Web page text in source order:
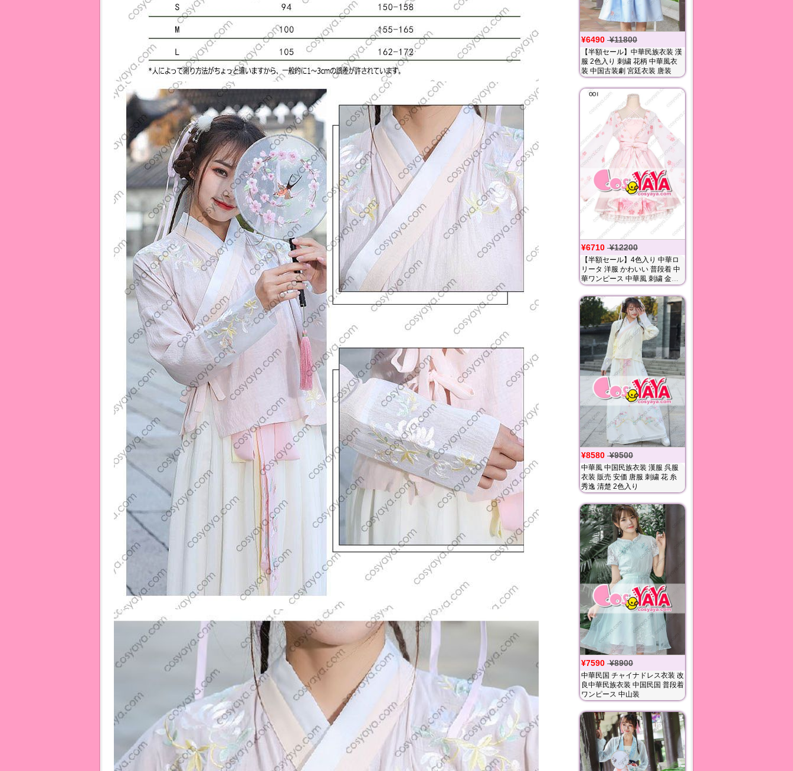
¥6490 ¥11800
【半額セール】中華民族衣装 漢
服 2色入り 刺繍 花柄 中華風衣
装 中国古装劇 宮廷衣装 唐装
¥6710 ¥12200
【半額セール】4色入り 中華ロ
リータ 洋服 かわいい 普段着 中
華ワンピース 中華風 刺繍 金魚
ふわふわ
¥8580 ¥9500
中華風 中国民族衣装 漢服 呉服
衣装 販売 安価 唐服 刺繍 花 糸
秀逸 清楚 2色入り
¥7590 ¥8900
中華民国 チャイナドレス衣装 改
良中華民族衣装 中国民国 普段着
ワンピース 中山装